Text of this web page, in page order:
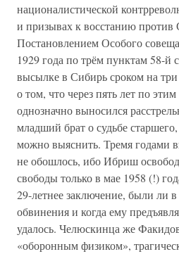
националистической
и призывах к восстанию против
Постановлением Особого
1929 года по трём пунктам 58-й
высылке в Сибирь сроком на
о том, что через пять лет по
однозначно выносился
младший брат о судьбе
можно выяснить. Тремя годами
не обошлось, ибо Ибриш
свободы только в мае 1958 (!)
29-летнее заключение, были ли
обвинения и когда ему
удалось. Челюскинца же
«оборонным физиком»,